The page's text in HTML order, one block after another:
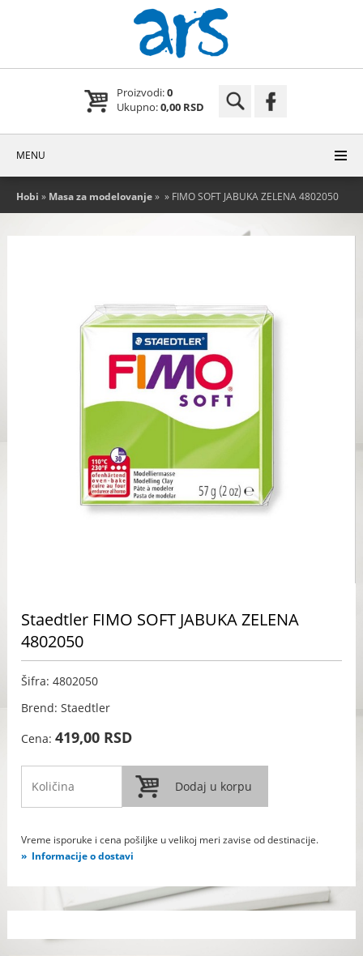
Proizvodi:0
Ukupno:0,00 RSD
MENU
Hobi » Masa za modelovanje» » FIMO SOFT JABUKA ZELENA 4802050
Staedtler FIMO SOFT JABUKA ZELENA
4802050
Šifra: 4802050
Brend: Staedtler
Cena:419,00 RSD
Vreme isporuke i cena pošiljke u velikoj meri zavise od destinacije.
Informacije o dostavi